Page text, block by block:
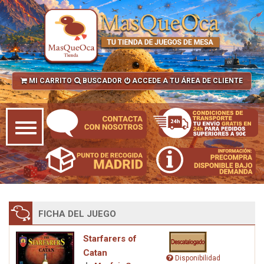
MI CARRITO BUSCADOR ACCEDE A TU ÁREA DE CLIENTE
FICHA DEL JUEGO
Starfarers of
Catan
Disponibilidad